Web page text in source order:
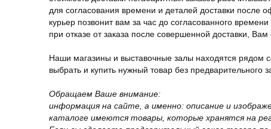
для согласования времени и деталей доставки после
курьер позвонит вам за час до согласованного
при отказе от заказа после совершенной доставки,
Наши магазины и выставочные залы находятся рядом
выбрать и купить нужный товар без предварительного
Обращаем Ваше внимание:
информация на сайте, а именно: описание и
каталоге имеются товары, которые хранятся на